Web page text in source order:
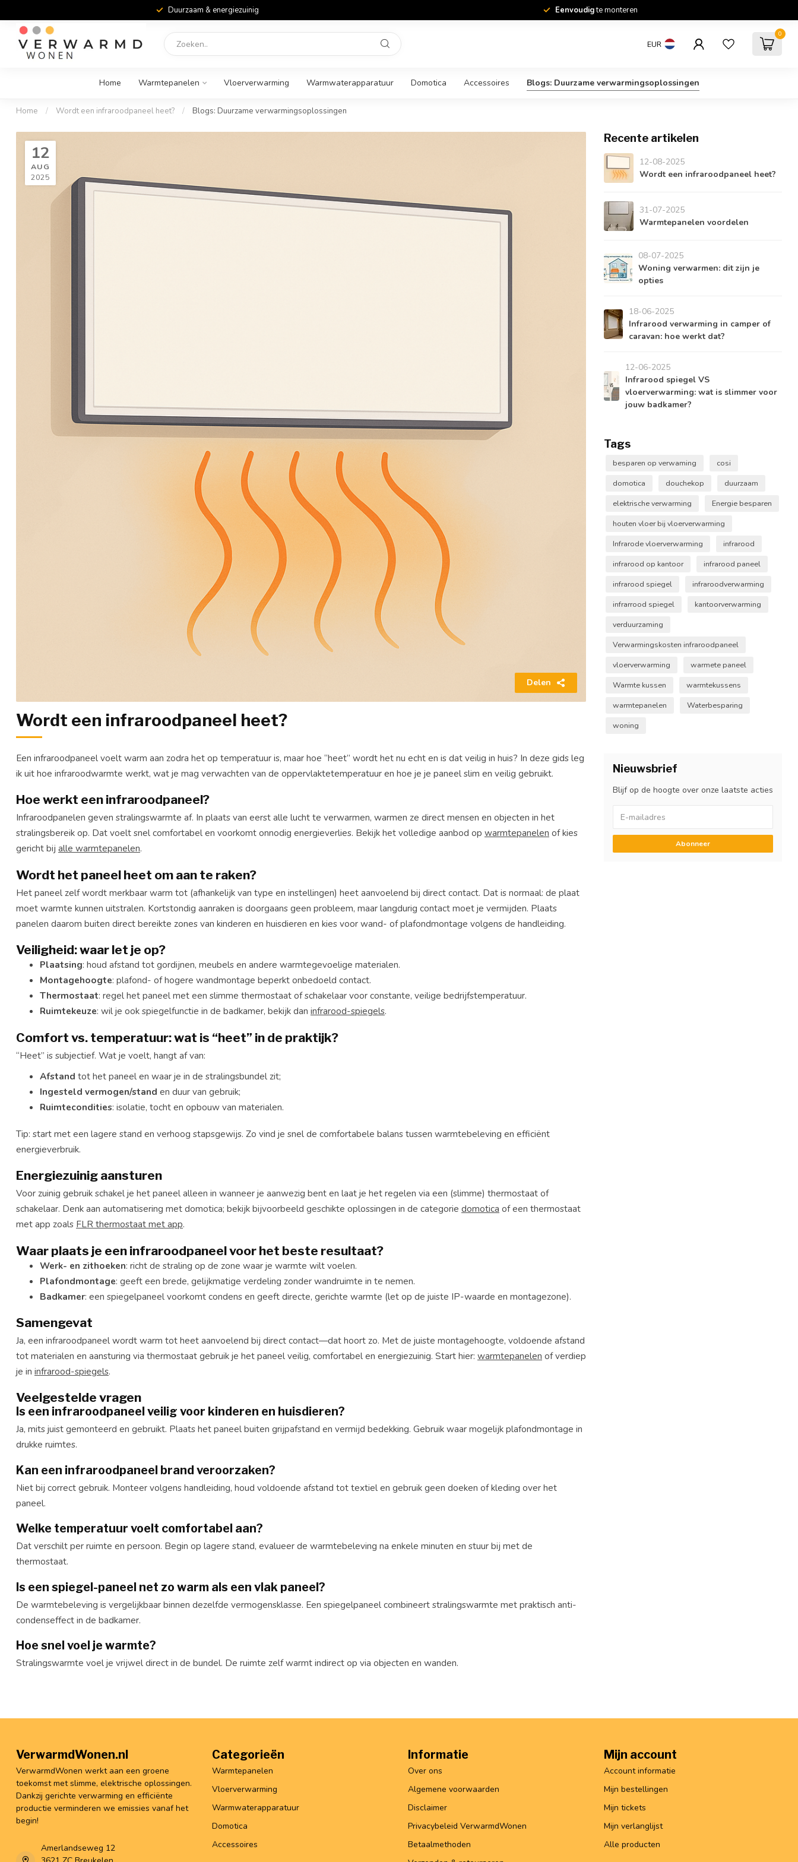
Duurzaam & energiezuinig Eenvoudigte monteren
EUR
0
Home Warmtepanelen Vloerverwarming Warmwaterapparatuur Domotica Accessoires Blogs: Duurzame verwarmingsoplossingen
Home / Wordt een infraroodpaneel heet? / Blogs: Duurzame verwarmingsoplossingen
12
AUG
2025
Delen
Wordt een infraroodpaneel heet?
Een infraroodpaneel voelt warm aan zodra het op temperatuur is, maar hoe “heet” wordt het nu echt en is dat veilig in huis? In deze gids leg
ik uit hoe infraroodwarmte werkt, wat je mag verwachten van de oppervlaktetemperatuur en hoe je je paneel slim en veilig gebruikt.
Hoe werkt een infraroodpaneel?
Infraroodpanelen geven stralingswarmte af. In plaats van eerst alle lucht te verwarmen, warmen ze direct mensen en objecten in het
stralingsbereik op. Dat voelt snel comfortabel en voorkomt onnodig energieverlies. Bekijk het volledige aanbod op warmtepanelen of kies
gericht bij alle warmtepanelen.
Wordt het paneel heet om aan te raken?
Het paneel zelf wordt merkbaar warm tot (afhankelijk van type en instellingen) heet aanvoelend bij direct contact. Dat is normaal: de plaat
moet warmte kunnen uitstralen. Kortstondig aanraken is doorgaans geen probleem, maar langdurig contact moet je vermijden. Plaats
panelen daarom buiten direct bereikte zones van kinderen en huisdieren en kies voor wand- of plafondmontage volgens de handleiding.
Veiligheid: waar let je op?
Plaatsing: houd afstand tot gordijnen, meubels en andere warmtegevoelige materialen.
Montagehoogte: plafond- of hogere wandmontage beperkt onbedoeld contact.
Thermostaat: regel het paneel met een slimme thermostaat of schakelaar voor constante, veilige bedrijfstemperatuur.
Ruimtekeuze: wil je ook spiegelfunctie in de badkamer, bekijk dan infrarood-spiegels.
Comfort vs. temperatuur: wat is “heet” in de praktijk?
“Heet” is subjectief. Wat je voelt, hangt af van:
Afstand tot het paneel en waar je in de stralingsbundel zit;
Ingesteld vermogen/stand en duur van gebruik;
Ruimtecondities: isolatie, tocht en opbouw van materialen.
Tip: start met een lagere stand en verhoog stapsgewijs. Zo vind je snel de comfortabele balans tussen warmtebeleving en efficiënt
energieverbruik.
Energiezuinig aansturen
Voor zuinig gebruik schakel je het paneel alleen in wanneer je aanwezig bent en laat je het regelen via een (slimme) thermostaat of
schakelaar. Denk aan automatisering met domotica; bekijk bijvoorbeeld geschikte oplossingen in de categorie domotica of een thermostaat
met app zoals FLR thermostaat met app.
Waar plaats je een infraroodpaneel voor het beste resultaat?
Werk- en zithoeken: richt de straling op de zone waar je warmte wilt voelen.
Plafondmontage: geeft een brede, gelijkmatige verdeling zonder wandruimte in te nemen.
Badkamer: een spiegelpaneel voorkomt condens en geeft directe, gerichte warmte (let op de juiste IP-waarde en montagezone).
Samengevat
Ja, een infraroodpaneel wordt warm tot heet aanvoelend bij direct contact—dat hoort zo. Met de juiste montagehoogte, voldoende afstand
tot materialen en aansturing via thermostaat gebruik je het paneel veilig, comfortabel en energiezuinig. Start hier: warmtepanelen of verdiep
je in infrarood-spiegels.
Veelgestelde vragen
Is een infraroodpaneel veilig voor kinderen en huisdieren?
Ja, mits juist gemonteerd en gebruikt. Plaats het paneel buiten grijpafstand en vermijd bedekking. Gebruik waar mogelijk plafondmontage in
drukke ruimtes.
Kan een infraroodpaneel brand veroorzaken?
Niet bij correct gebruik. Monteer volgens handleiding, houd voldoende afstand tot textiel en gebruik geen doeken of kleding over het
paneel.
Welke temperatuur voelt comfortabel aan?
Dat verschilt per ruimte en persoon. Begin op lagere stand, evalueer de warmtebeleving na enkele minuten en stuur bij met de
thermostaat.
Is een spiegel-paneel net zo warm als een vlak paneel?
De warmtebeleving is vergelijkbaar binnen dezelfde vermogensklasse. Een spiegelpaneel combineert stralingswarmte met praktisch anti-
condenseffect in de badkamer.
Hoe snel voel je warmte?
Stralingswarmte voel je vrijwel direct in de bundel. De ruimte zelf warmt indirect op via objecten en wanden.
Recente artikelen
12-08-2025
Wordt een infraroodpaneel heet?
31-07-2025
Warmtepanelen voordelen
08-07-2025
Woning verwarmen: dit zijn je
opties
18-06-2025
Infrarood verwarming in camper of
caravan: hoe werkt dat?
12-06-2025
Infrarood spiegel VS
vloerverwarming: wat is slimmer voor
jouw badkamer?
Tags
besparen op verwaming
cosi
domotica
douchekop
duurzaam
elektrische verwarming
Energie besparen
houten vloer bij vloerverwarming
Infrarode vloerverwarming
infrarood
infrarood op kantoor
infrarood paneel
infrarood spiegel
infraroodverwarming
infrarrood spiegel
kantoorverwarming
verduurzaming
Verwarmingskosten infraroodpaneel
vloerverwarming
warmete paneel
Warmte kussen
warmtekussens
warmtepanelen
Waterbesparing
woning
Nieuwsbrief
Blijf op de hoogte over onze laatste acties
Abonneer
VerwarmdWonen.nl
VerwarmdWonen werkt aan een groene
toekomst met slimme, elektrische oplossingen.
Dankzij gerichte verwarming en efficiënte
productie verminderen we emissies vanaf het
begin!
Amerlandseweg 12
Categorieën
Warmtepanelen
Vloerverwarming
Warmwaterapparatuur
Domotica
Accessoires
Informatie
Over ons
Algemene voorwaarden
Disclaimer
Privacybeleid VerwarmdWonen
Betaalmethoden
Mijn account
Account informatie
Mijn bestellingen
Mijn tickets
Mijn verlanglijst
Alle producten